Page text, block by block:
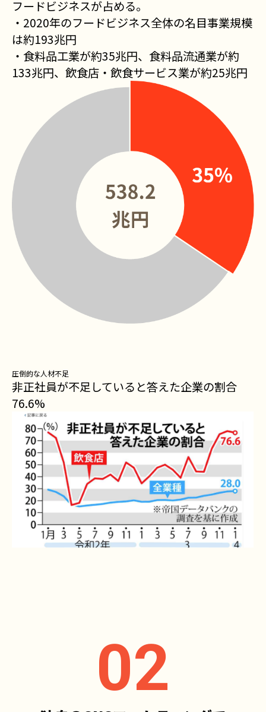
フードビジネスが占める。
・2020年のフードビジネス全体の名目事業規模
は約193兆円
・食料品工業が約35兆円、食料品流通業が約
133兆円、飲食店・飲食サービス業が約25兆円
圧倒的な人材不足
非正社員が不足していると答えた企業の割合
76.6%